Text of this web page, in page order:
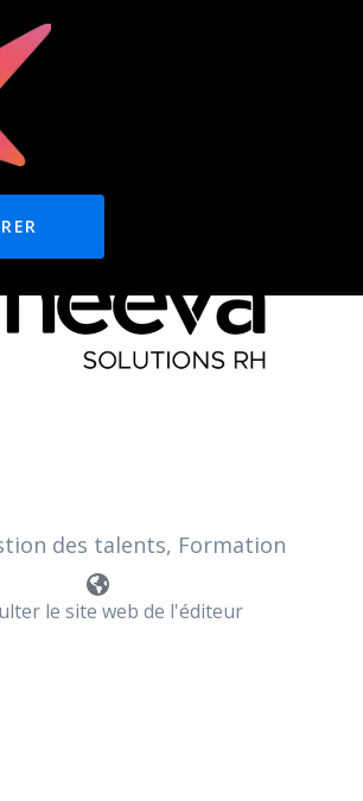
des talents, Formation
le site web de l'éditeur